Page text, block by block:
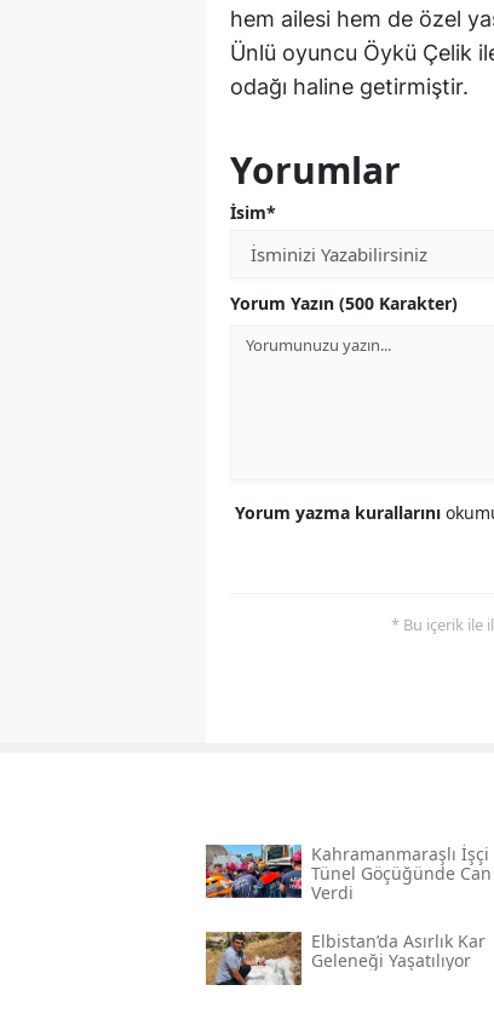
hem ailesi hem de özel
Ünlü oyuncu Öykü Çelik
odağı haline getirmiştir.
Yorumlar
İsim*
Yorum Yazın (500 Karakter)
Yorum yazma kurallarını
* Bu içerik ile
Kahramanmaraşlı İşçi
Tünel Göçüğünde Can
Verdi
Elbistan’da Asırlık Kar
Geleneği Yaşatılıyor